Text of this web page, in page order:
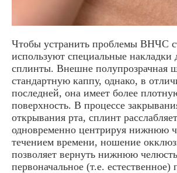
Чтобы устранить проблемы ВНЧС
используют специальные накладки
сплинты. Внешне полупрозрачная
стандартную каппу, однако, в
последней, она имеет более
поверхность. В процессе
открывания рта, сплинт
одновременно центрируя нижнюю
течением времени, ношение
позволяет вернуть нижнюю
первоначальное (т.е. естественное)